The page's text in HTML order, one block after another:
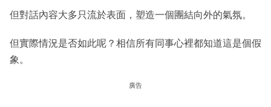
但對話內容大多只流於表面，塑造一個團結向外的氣氛。
但實際情況是否如此呢？相信所有同事心裡都知道這是個假
象。
廣告